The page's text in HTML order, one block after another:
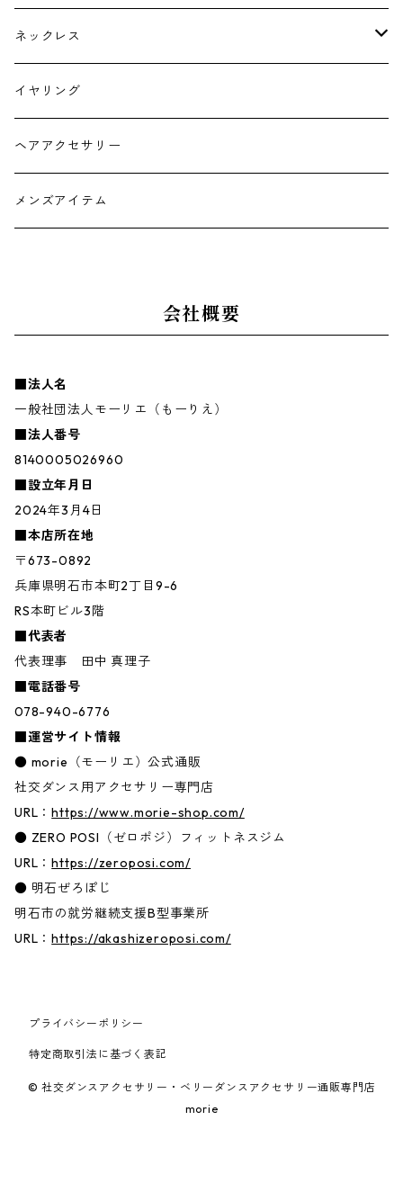
ネックレス
チョーカー
イヤリング
ヘアアクセサリー
メンズアイテム
会社概要
■法人名
一般社団法人モーリエ（もーりえ）
■法人番号
8140005026960
■設立年月日
2024年3月4日
■本店所在地
〒673-0892
兵庫県明石市本町2丁目9-6
RS本町ビル3階
■代表者
代表理事 田中 真理子
■電話番号
078-940-6776
■運営サイト情報
● morie（モーリエ）公式通販
社交ダンス用アクセサリー専門店
URL：https://www.morie-shop.com/
● ZERO POSI（ゼロポジ）フィットネスジム
URL：https://zeroposi.com/
● 明石ぜろぽじ
明石市の就労継続支援B型事業所
URL：https://akashizeroposi.com/
プライバシーポリシー
特定商取引法に基づく表記
© 社交ダンスアクセサリー・ベリーダンスアクセサリー通販専門店
morie